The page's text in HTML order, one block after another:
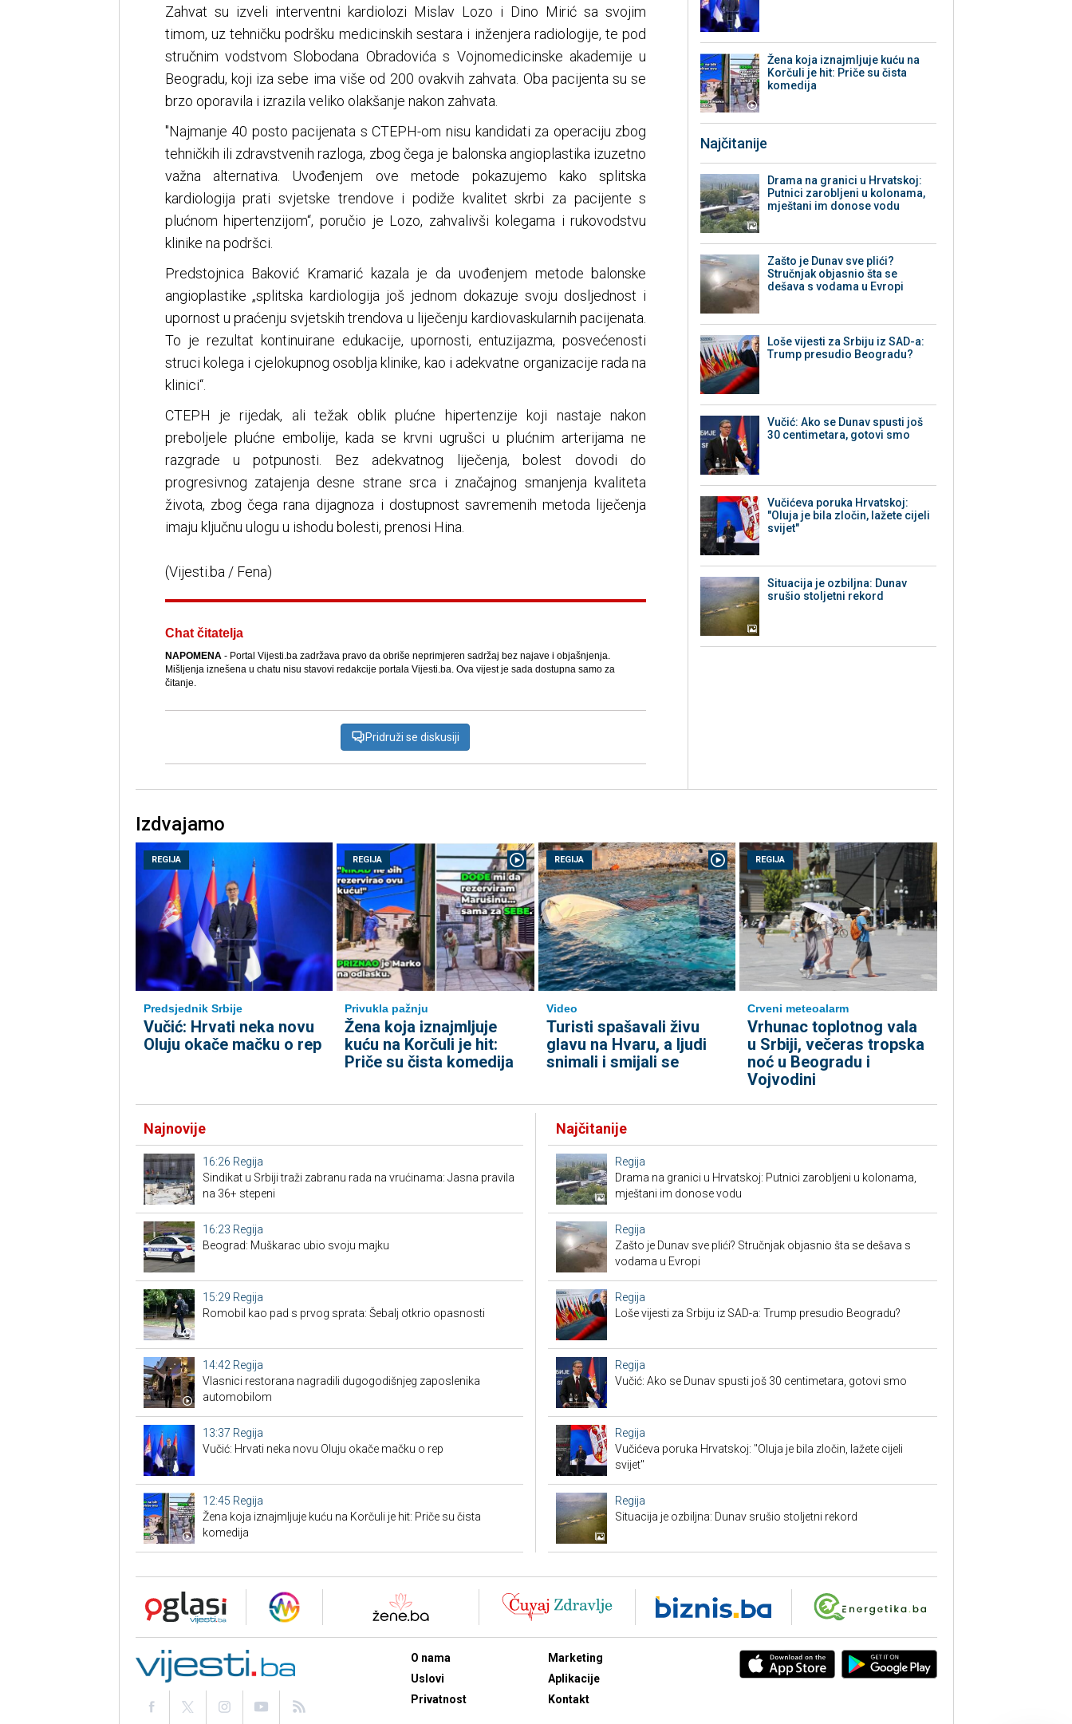
Zahvat su izveli interventni kardiolozi Mislav Lozo i Dino Mirić sa svojim
timom, uz tehničku podršku medicinskih sestara i inženjera radiologije, te pod
stručnim vodstvom Slobodana Obradovića s Vojnomedicinske akademije u
Beogradu, koji iza sebe ima više od 200 ovakvih zahvata. Oba pacijenta su se
brzo oporavila i izrazila veliko olakšanje nakon zahvata.
"Najmanje 40 posto pacijenata s CTEPH-om nisu kandidati za operaciju zbog
tehničkih ili zdravstvenih razloga, zbog čega je balonska angioplastika izuzetno
važna alternativa. Uvođenjem ove metode pokazujemo kako splitska
kardiologija prati svjetske trendove i podiže kvalitet skrbi za pacijente s
plućnom hipertenzijom“, poručio je Lozo, zahvalivši kolegama i rukovodstvu
klinike na podršci.
Predstojnica Baković Kramarić kazala je da uvođenjem metode balonske
angioplastike „splitska kardiologija još jednom dokazuje svoju dosljednost i
upornost u praćenju svjetskih trendova u liječenju kardiovaskularnih pacijenata.
To je rezultat kontinuirane edukacije, upornosti, entuzijazma, posvećenosti
struci kolega i cjelokupnog osoblja klinike, kao i adekvatne organizacije rada na
klinici“.
CTEPH je rijedak, ali težak oblik plućne hipertenzije koji nastaje nakon
preboljele plućne embolije, kada se krvni ugrušci u plućnim arterijama ne
razgrade u potpunosti. Bez adekvatnog liječenja, bolest dovodi do
progresivnog zatajenja desne strane srca i značajnog smanjenja kvaliteta
života, zbog čega rana dijagnoza i dostupnost savremenih metoda liječenja
imaju ključnu ulogu u ishodu bolesti, prenosi Hina.
(Vijesti.ba / Fena)
Chat čitatelja
NAPOMENA- Portal Vijesti.ba zadržava pravo da obriše neprimjeren sadržaj bez najave i objašnjenja.
Mišljenja iznešena u chatu nisu stavovi redakcije portala Vijesti.ba. Ova vijest je sada dostupna samo za
čitanje.
Pridruži se diskusiji
Žena koja iznajmljuje kuću na
Korčuli je hit: Priče su čista
komedija
Najčitanije
Drama na granici u Hrvatskoj:
Putnici zarobljeni u kolonama,
mještani im donose vodu
Zašto je Dunav sve plići?
Stručnjak objasnio šta se
dešava s vodama u Evropi
Loše vijesti za Srbiju iz SAD-a:
Trump presudio Beogradu?
Vučić: Ako se Dunav spusti još
30 centimetara, gotovi smo
Vučićeva poruka Hrvatskoj:
"Oluja je bila zločin, lažete cijeli
svijet"
Situacija je ozbiljna: Dunav
srušio stoljetni rekord
Izdvajamo
REGIJA
Predsjednik Srbije
Vučić: Hrvati neka novu
Oluju okače mačku o rep
REGIJA
Privukla pažnju
Žena koja iznajmljuje
kuću na Korčuli je hit:
Priče su čista komedija
REGIJA
Video
Turisti spašavali živu
glavu na Hvaru, a ljudi
snimali i smijali se
REGIJA
Crveni meteoalarm
Vrhunac toplotnog vala
u Srbiji, večeras tropska
noć u Beogradu i
Vojvodini
Najnovije
16:26 Regija
Sindikat u Srbiji traži zabranu rada na vrućinama: Jasna pravila
na 36+ stepeni
16:23 Regija
Beograd: Muškarac ubio svoju majku
15:29 Regija
Romobil kao pad s prvog sprata: Šebalj otkrio opasnosti
14:42 Regija
Vlasnici restorana nagradili dugogodišnjeg zaposlenika
automobilom
13:37 Regija
Vučić: Hrvati neka novu Oluju okače mačku o rep
12:45 Regija
Žena koja iznajmljuje kuću na Korčuli je hit: Priče su čista
komedija
Najčitanije
Regija
Drama na granici u Hrvatskoj: Putnici zarobljeni u kolonama,
mještani im donose vodu
Regija
Zašto je Dunav sve plići? Stručnjak objasnio šta se dešava s
vodama u Evropi
Regija
Loše vijesti za Srbiju iz SAD-a: Trump presudio Beogradu?
Regija
Vučić: Ako se Dunav spusti još 30 centimetara, gotovi smo
Regija
Vučićeva poruka Hrvatskoj: "Oluja je bila zločin, lažete cijeli
svijet"
Regija
Situacija je ozbiljna: Dunav srušio stoljetni rekord
O nama
Uslovi
Privatnost
Marketing
Aplikacije
Kontakt